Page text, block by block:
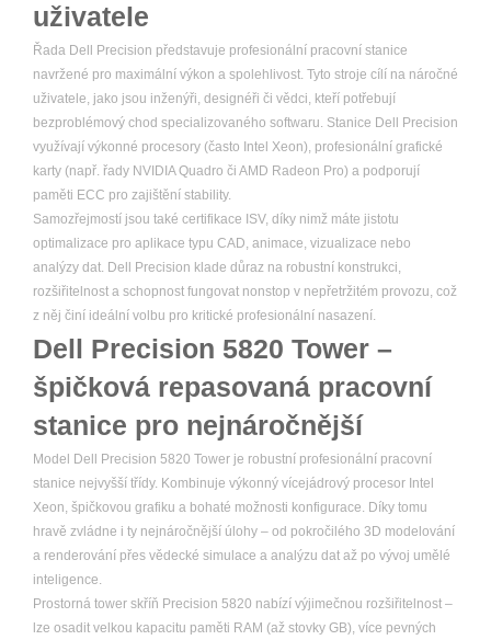
uživatele
Řada Dell Precision představuje profesionální pracovní stanice
navržené pro maximální výkon a spolehlivost. Tyto stroje cílí na náročné
uživatele, jako jsou inženýři, designéři či vědci, kteří potřebují
bezproblémový chod specializovaného softwaru. Stanice Dell Precision
využívají výkonné procesory (často Intel Xeon), profesionální grafické
karty (např. řady NVIDIA Quadro či AMD Radeon Pro) a podporují
paměti ECC pro zajištění stability.
Samozřejmostí jsou také certifikace ISV, díky nimž máte jistotu
optimalizace pro aplikace typu CAD, animace, vizualizace nebo
analýzy dat. Dell Precision klade důraz na robustní konstrukci,
rozšiřitelnost a schopnost fungovat nonstop v nepřetržitém provozu, což
z něj činí ideální volbu pro kritické profesionální nasazení.
Dell Precision 5820 Tower –
špičková repasovaná pracovní
stanice pro nejnáročnější
Model Dell Precision 5820 Tower je robustní profesionální pracovní
stanice nejvyšší třídy. Kombinuje výkonný vícejádrový procesor Intel
Xeon, špičkovou grafiku a bohaté možnosti konfigurace. Díky tomu
hravě zvládne i ty nejnáročnější úlohy – od pokročilého 3D modelování
a renderování přes vědecké simulace a analýzu dat až po vývoj umělé
inteligence.
Prostorná tower skříň Precision 5820 nabízí výjimečnou rozšiřitelnost –
lze osadit velkou kapacitu paměti RAM (až stovky GB), více pevných